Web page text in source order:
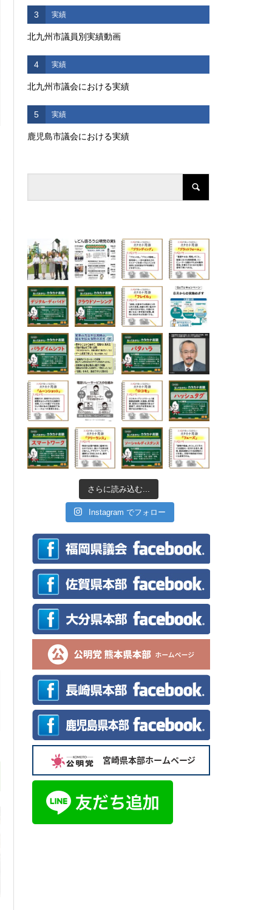
3 実績
北九州市議員別実績動画
4 実績
北九州市議会における実績
5 実績
鹿児島市議会における実績
さらに読み込む...
Instagram でフォロー